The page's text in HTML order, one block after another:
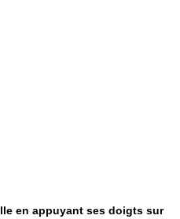
en appuyant ses doigts sur